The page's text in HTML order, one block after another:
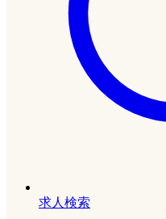
求人検索